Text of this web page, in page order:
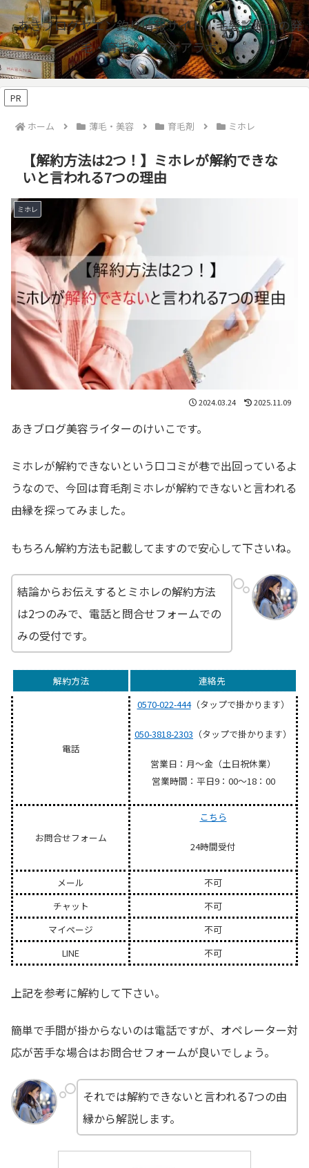
あきブログヤエン釣り情報サイト｜毛髪診断士の発
毛・育毛＆ヘアケアラボ
PR
ホーム 薄毛・美容 育毛剤 ミホレ
【解約方法は2つ！】ミホレが解約できな
いと言われる7つの理由
ミホレ
2024.03.24 2025.11.09
あきブログ美容ライターのけいこです。
ミホレが解約できないという口コミが巷で出回っているよ
うなので、今回は育毛剤ミホレが解約できないと言われる
由縁を探ってみました。
もちろん解約方法も記載してますので安心して下さいね。
結論からお伝えするとミホレの解約方法
は2つのみで、電話と問合せフォームでの
みの受付です。
解約方法 連絡先
電話
0570-022-444（タップで掛かります）
050-3818-2303 （タップで掛かります）
営業日：月～金（土日祝休業）
営業時間：平日9：00～18：00
お問合せフォーム
こちら
24時間受付
メール
不可
チャット
不可
マイページ
不可
LINE
不可
上記を参考に解約して下さい。
簡単で手間が掛からないのは電話ですが、オペレーター対
応が苦手な場合はお問合せフォームが良いでしょう。
それでは解約できないと言われる7つの由
縁から解説します。